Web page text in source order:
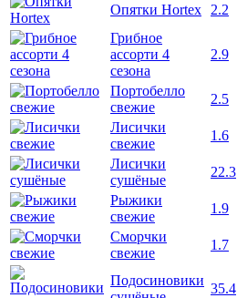
Опятки Hortex
2.2
Грибное
ассорти 4
сезона
2.9
Портобелло
свежие
2.5
Лисички
свежие
1.6
Лисички
сушёные
22.3
Рыжики
свежие
1.9
Сморчки
свежие
1.7
Подосиновики
35.4